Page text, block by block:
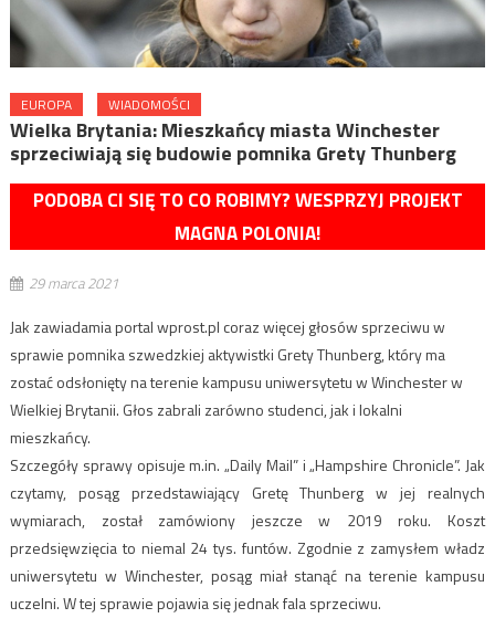
EUROPA WIADOMOŚCI
Wielka Brytania: Mieszkańcy miasta Winchester
sprzeciwiają się budowie pomnika Grety Thunberg
PODOBA CI SIĘ TO CO ROBIMY? WESPRZYJ PROJEKT
MAGNA POLONIA!
29 marca 2021
Jak zawiadamia portal wprost.pl coraz więcej głosów sprzeciwu w
sprawie pomnika szwedzkiej aktywistki Grety Thunberg, który ma
zostać odsłonięty na terenie kampusu uniwersytetu w Winchester w
Wielkiej Brytanii. Głos zabrali zarówno studenci, jak i lokalni
mieszkańcy.
Szczegóły sprawy opisuje m.in. „Daily Mail” i „Hampshire Chronicle”. Jak
czytamy, posąg przedstawiający Gretę Thunberg w jej realnych
wymiarach, został zamówiony jeszcze w 2019 roku. Koszt
przedsięwzięcia to niemal 24 tys. funtów. Zgodnie z zamysłem władz
uniwersytetu w Winchester, posąg miał stanąć na terenie kampusu
uczelni. W tej sprawie pojawia się jednak fala sprzeciwu.